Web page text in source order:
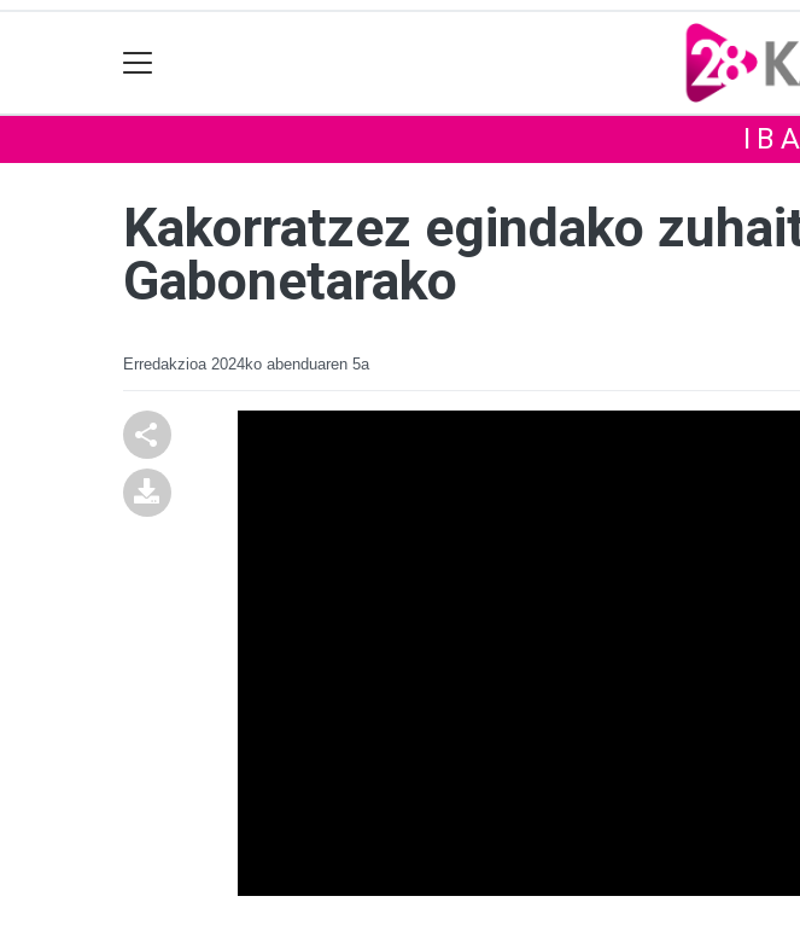
Kakorratzez egindako
Gabonetarako
Erredakzioa 2024ko abenduaren 5a